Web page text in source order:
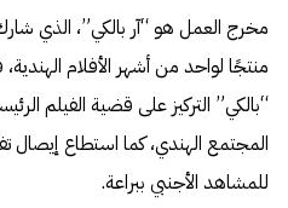
مخرج العمل هو “آر بالكي”، الذي شارك
“بالكي” التركيز على قضية الفيلم
المجتمع الهندي، كما استطاع إيصال
للمشاهد الأجنبي ببراعة.